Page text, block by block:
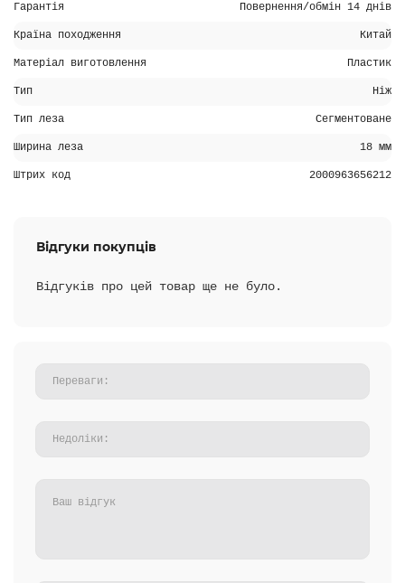
Гарантія Повернення/обмін 14 днів
Країна походження Китай
Матеріал виготовлення Пластик
Тип Ніж
Тип леза Сегментоване
Ширина леза 18 мм
Штрих код 2000963656212
Відгуки покупців
Відгуків про цей товар ще не було.